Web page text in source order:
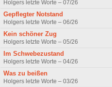
Holgers letzte Worte – 07/26
Gepflegter Notstand
Holgers letzte Worte – 06/26
Kein schöner Zug
Holgers letzte Worte – 05/26
Im Schwebezustand
Holgers letzte Worte – 04/26
Was zu beißen
Holgers letzte Worte – 03/26